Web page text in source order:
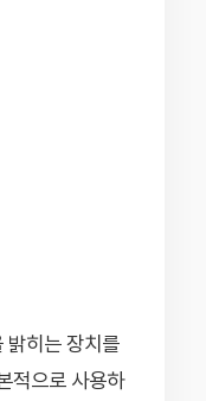
밝히는 장치를
적으로 사용하